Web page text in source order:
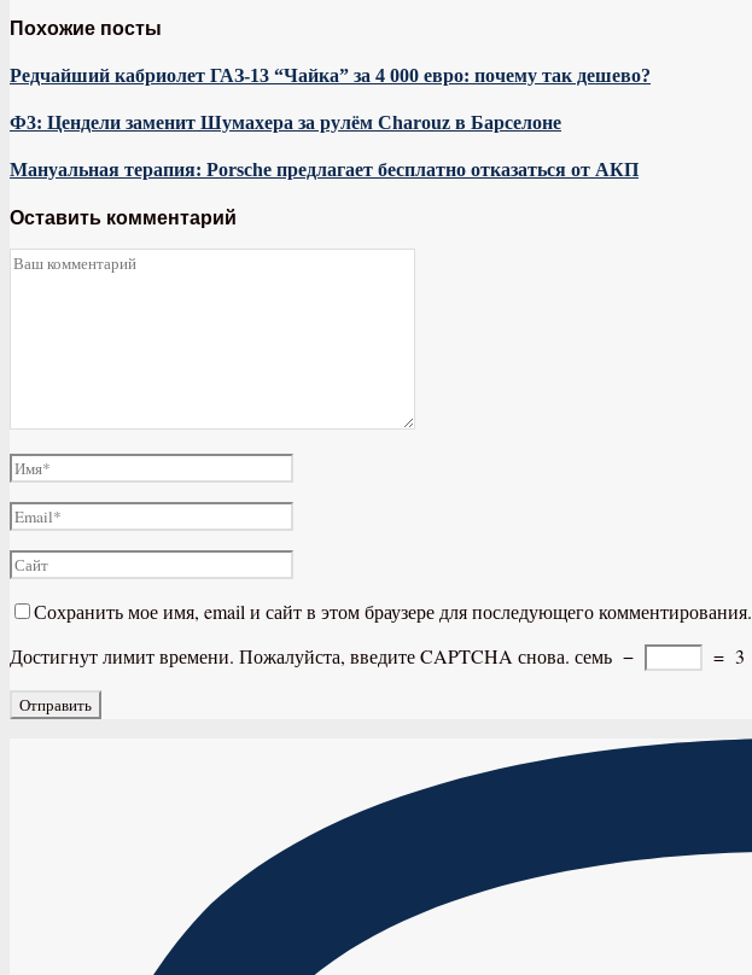
Похожие посты
Редчайший кабриолет ГАЗ-13 “Чайка” за 4 000 евро: почему так дешево?
Ф3: Цендели заменит Шумахера за рулём Charouz в Барселоне
Мануальная терапия: Porsche предлагает бесплатно отказаться от АКП
Оставить комментарий
Сохранить мое имя, email и сайт в этом браузере для последующего комментирования.
Достигнут лимит времени. Пожалуйста, введите CAPTCHA снова. семь − = 3